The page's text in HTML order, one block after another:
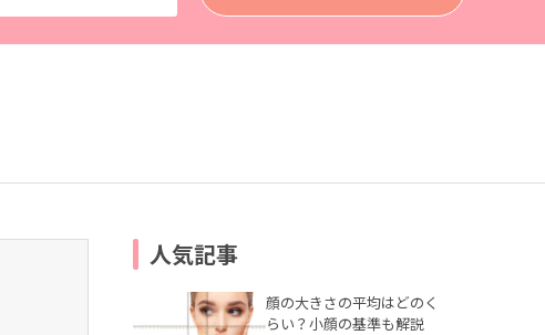
人気記事
顔の大きさの平均はどのく
らい？小顔の基準も解説